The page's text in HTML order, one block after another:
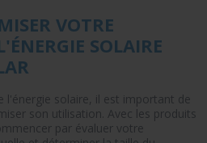
VOTRE
SOLAIRE
l'énergie solaire, il est important de
son utilisation. Avec les produits
par évaluer votre